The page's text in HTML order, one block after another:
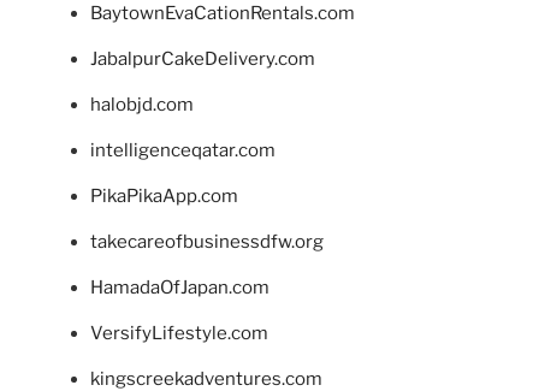
BaytownEvaCationRentals.com
JabalpurCakeDelivery.com
halobjd.com
intelligenceqatar.com
PikaPikaApp.com
takecareofbusinessdfw.org
HamadaOfJapan.com
VersifyLifestyle.com
kingscreekadventures.com